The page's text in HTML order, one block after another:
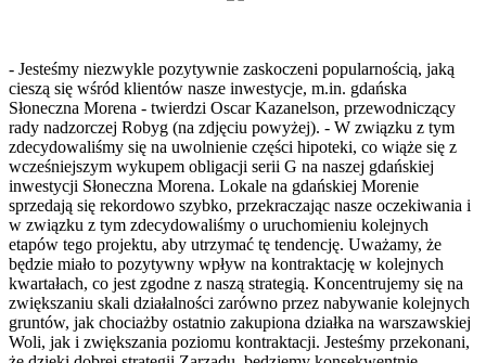
- Jesteśmy niezwykle pozytywnie zaskoczeni popularnością, jaką
cieszą się wśród klientów nasze inwestycje, m.in. gdańska
Słoneczna Morena - twierdzi Oscar Kazanelson, przewodniczący
rady nadzorczej Robyg (na zdjęciu powyżej). - W związku z tym
zdecydowaliśmy się na uwolnienie części hipoteki, co wiąże się z
wcześniejszym wykupem obligacji serii G na naszej gdańskiej
inwestycji Słoneczna Morena. Lokale na gdańskiej Morenie
sprzedają się rekordowo szybko, przekraczając nasze oczekiwania i
w związku z tym zdecydowaliśmy o uruchomieniu kolejnych
etapów tego projektu, aby utrzymać tę tendencję. Uważamy, że
będzie miało to pozytywny wpływ na kontraktację w kolejnych
kwartałach, co jest zgodne z naszą strategią. Koncentrujemy się na
zwiększaniu skali działalności zarówno przez nabywanie kolejnych
gruntów, jak chociażby ostatnio zakupiona działka na warszawskiej
Woli, jak i zwiększania poziomu kontraktacji. Jesteśmy przekonani,